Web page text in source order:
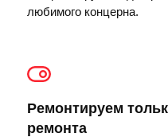
любимого концерна.
Ремонтируем
ремонта